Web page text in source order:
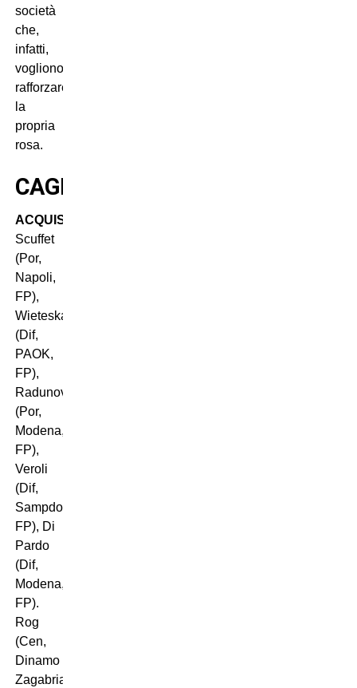
società
che,
infatti,
vogliono
rafforzare
la
propria
rosa.
CAGLIARI
ACQUISTI
Scuffet
(Por,
Napoli,
FP),
Wieteska
(Dif,
PAOK,
FP),
Radunovic
(Por,
Modena,
FP),
Veroli
(Dif,
Sampdoria,
FP), Di
Pardo
(Dif,
Modena,
FP).
Rog
(Cen,
Dinamo
Zagabria,